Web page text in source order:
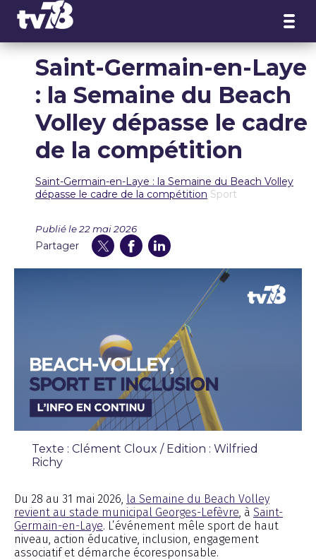
Saint-Germain-en-Laye
: la Semaine du Beach
Volley dépasse le cadre
de la compétition
Saint-Germain-en-Laye : la Semaine du Beach Volley
dépasse le cadre de la compétition Sport
Publié le 22 mai 2026
Partager
Texte : Clément Cloux / Edition : Wilfried
Richy
Du 28 au 31 mai 2026, la Semaine du Beach Volley
revient au stade municipal Georges-Lefèvre , à Saint-
Germain-en-Laye. L’événement mêle sport de haut
niveau, action éducative, inclusion, engagement
associatif et démarche écoresponsable.
Panneau de gestion des cookies